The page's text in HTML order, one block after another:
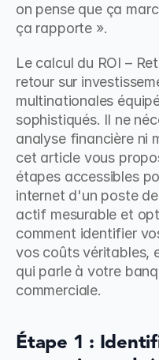
on pense que ça
ça rapporte ».
Le calcul du ROI –
retour sur
multinationales
sophistiqués. Il ne
analyse financière ni
cet article vous
étapes accessibles
internet d'un poste
actif mesurable et
comment identifier
vos coûts véritables,
qui parle à votre
commerciale.
Étape 1 :